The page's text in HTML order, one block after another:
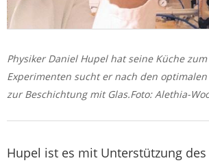
Physiker Daniel Hupel hat seine Küche
Experimenten sucht er nach den
zur Beschichtung mit Glas.Foto: Alethia-
Hupel ist es mit Unterstützung des